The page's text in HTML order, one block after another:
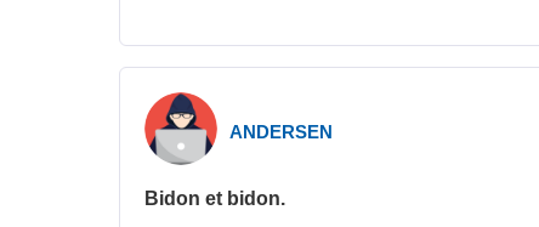
ANDERSEN
Bidon et bidon.